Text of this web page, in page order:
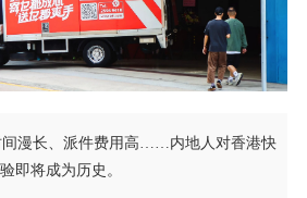
间漫长、派件费用高……内地人对香港快
即将成为历史。